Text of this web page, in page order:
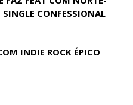
CONFESSIONAL
INDIE ROCK ÉPICO